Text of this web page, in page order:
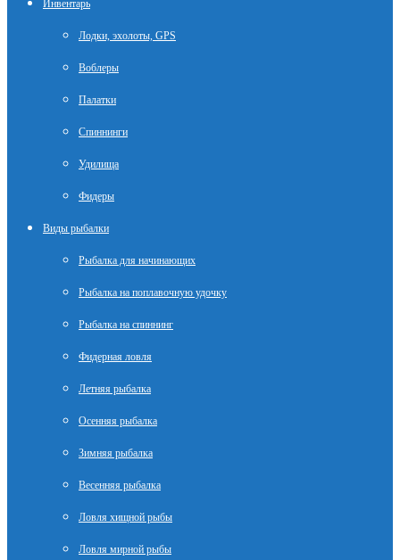
Инвентарь
Лодки, эхолоты, GPS
Воблеры
Палатки
Спиннинги
Удилища
Фидеры
Виды рыбалки
Рыбалка для начинающих
Рыбалка на поплавочную удочку
Рыбалка на спиннинг
Фидерная ловля
Летняя рыбалка
Осенняя рыбалка
Зимняя рыбалка
Весенняя рыбалка
Ловля хищной рыбы
Ловля мирной рыбы